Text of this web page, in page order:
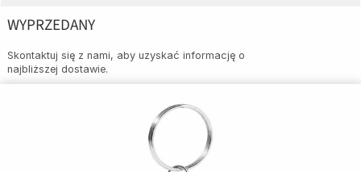
WYPRZEDANY
Skontaktuj się z nami, aby uzyskać informację o
najbliższej dostawie.